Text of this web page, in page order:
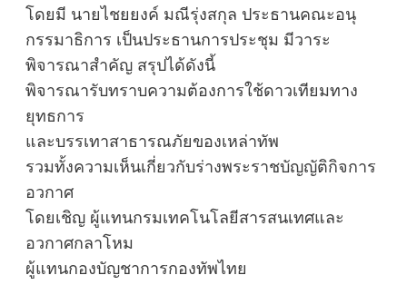
โดยมี นายไชยยงค์ มณีรุ่งสกุล ประธานคณะอนุ
กรรมาธิการ เป็นประธานการประชุม มีวาระ
พิจารณาสำคัญ สรุปได้ดังนี้
พิจารณารับทราบความต้องการใช้ดาวเทียมทาง
ยุทธการ
และบรรเทาสาธารณภัยของเหล่าทัพ
รวมทั้งความเห็นเกี่ยวกับร่างพระราชบัญญัติกิจการ
อวกาศ
โดยเชิญ ผู้แทนกรมเทคโนโลยีสารสนเทศและ
อวกาศกลาโหม
ผู้แทนกองบัญชาการกองทัพไทย